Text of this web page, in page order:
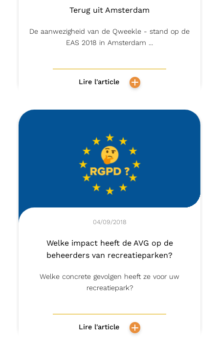
Terug uit Amsterdam
De aanwezigheid van de Qweekle - stand op de
EAS 2018 in Amsterdam ...
Lire l'article
04/09/2018
Welke impact heeft de AVG op de
beheerders van recreatieparken?
Welke concrete gevolgen heeft ze voor uw
recreatiepark?
Lire l'article